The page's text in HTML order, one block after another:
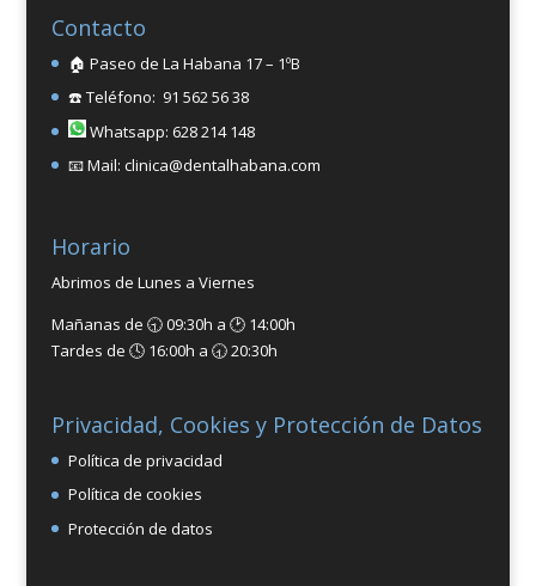
Contacto
🏠 Paseo de La Habana 17 – 1ºB
☎️ Teléfono: 91 562 56 38
Whatsapp: 628 214 148
📧 Mail: clinica@dentalhabana.com
Horario
Abrimos de Lunes a Viernes
Mañanas de 🕤 09:30h a 🕑 14:00h
Tardes de 🕓 16:00h a 🕣 20:30h
Privacidad, Cookies y Protección de Datos
Política de privacidad
Política de cookies
Protección de datos